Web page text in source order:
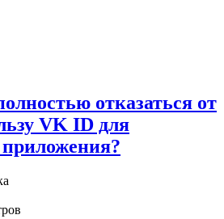
отказаться от
VK ID для
приложения?